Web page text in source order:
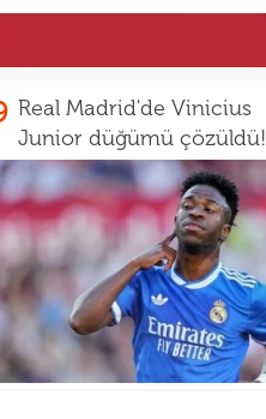
Real Madrid'de Vinicius
Junior düğümü çözüldü!